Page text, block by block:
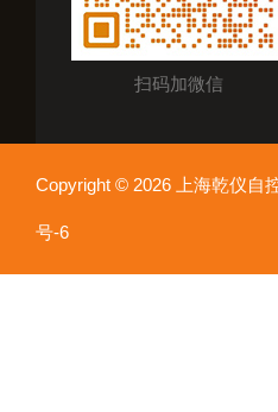
扫码加微信
Copyright © 2026 上海乾仪
号-6